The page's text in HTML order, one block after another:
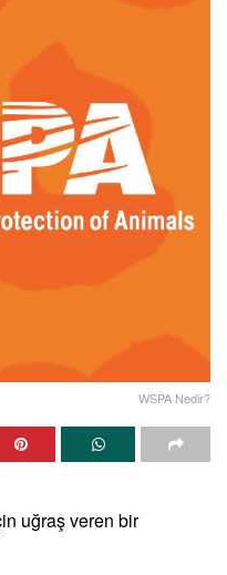
WSPA Nedir?
uğraş veren bir